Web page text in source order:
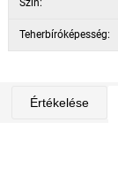
Szín:
Teherbíróképesség:
Értékelése